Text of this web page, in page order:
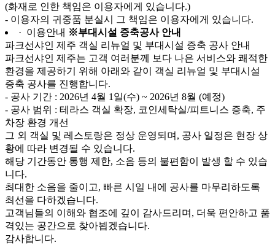
(화재로 인한 책임은 이용자에게 있습니다.)
- 이용자의 귀중품 분실시 그 책임은 이용자에게 있습니다.
· 이용안내 ※부대시설 증축공사 안내
파크선샤인 제주 객실 리뉴얼 및 부대시설 증축 공사 안내
파크선샤인 제주는 고객 여러분께 보다 나은 서비스와 쾌적한
환경을 제공하기 위해 아래와 같이 객실 리뉴얼 및 부대시설
증축 공사를 진행합니다.
- 공사 기간 : 2026년 4월 1일(수) ~ 2026년 8월 (예정)
- 공사 범위 : 테라스 객실 확장, 코인세탁실/피트니스 증축, 주
차장 환경 개선
그 외 객실 및 레스토랑은 정상 운영되며, 공사 일정은 현장 상
황에 따라 변경될 수 있습니다.
해당 기간동안 통행 제한, 소음 등의 불편함이 발생 할 수 있습
니다.
최대한 소음을 줄이고, 빠른 시일 내에 공사를 마무리하도록
최선을 다하겠습니다.
고객님들의 이해와 협조에 깊이 감사드리며, 더욱 편안하고 품
격있는 공간으로 찾아뵙겠습니다.
감사합니다.